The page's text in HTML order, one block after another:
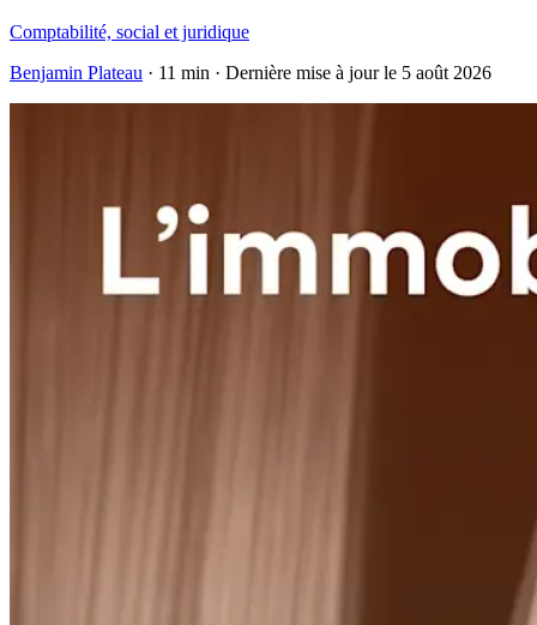
Comptabilité, social et juridique
Benjamin Plateau · 11 min · Dernière mise à jour le 5 août 2026